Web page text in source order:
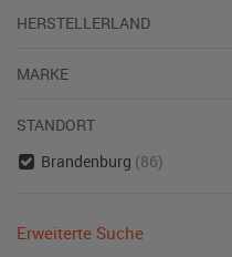
HERSTELLERLAND
MARKE
STANDORT
Brandenburg (86)
Erweiterte Suche